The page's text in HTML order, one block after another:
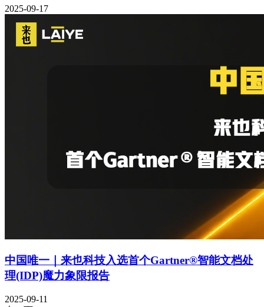
2025-09-17
中国唯一｜来也科技入选首个Gartner®智能文档处
理(IDP)魔力象限报告
2025-09-11